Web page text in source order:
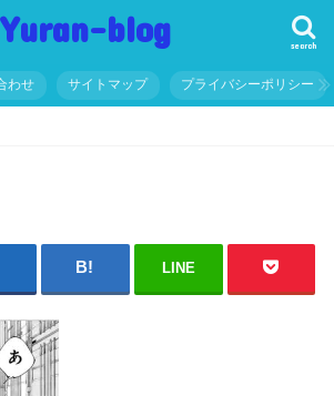
Yuran-blog search
わせ サイトマップ プライバシーポリシー
LINE